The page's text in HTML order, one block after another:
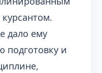
дало ему
и